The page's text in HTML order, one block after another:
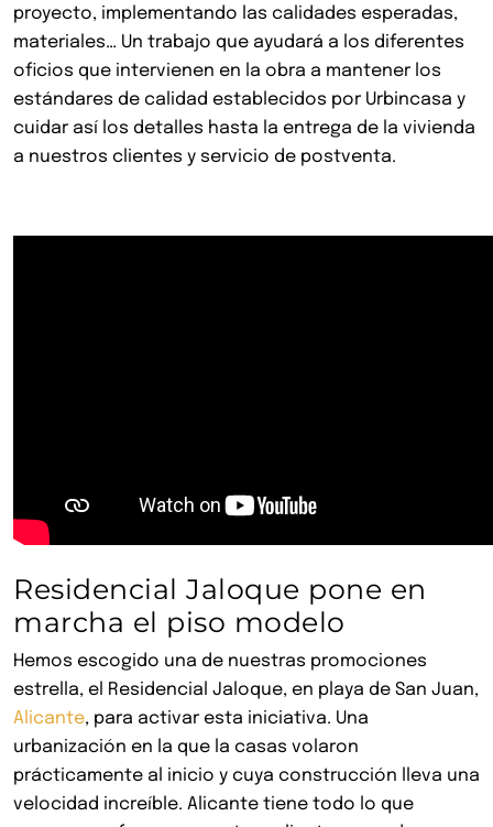
proyecto, implementando las calidades esperadas,
materiales… Un trabajo que ayudará a los diferentes
oficios que intervienen en la obra a mantener los
estándares de calidad establecidos por Urbincasa y
cuidar así los detalles hasta la entrega de la vivienda
a nuestros clientes y servicio de postventa.
Residencial Jaloque pone en
marcha el piso modelo
Hemos escogido una de nuestras promociones
estrella, el Residencial Jaloque, en playa de San Juan,
Alicante, para activar esta iniciativa. Una
urbanización en la que la casas volaron
prácticamente al inicio y cuya construcción lleva una
velocidad increíble. Alicante tiene todo lo que